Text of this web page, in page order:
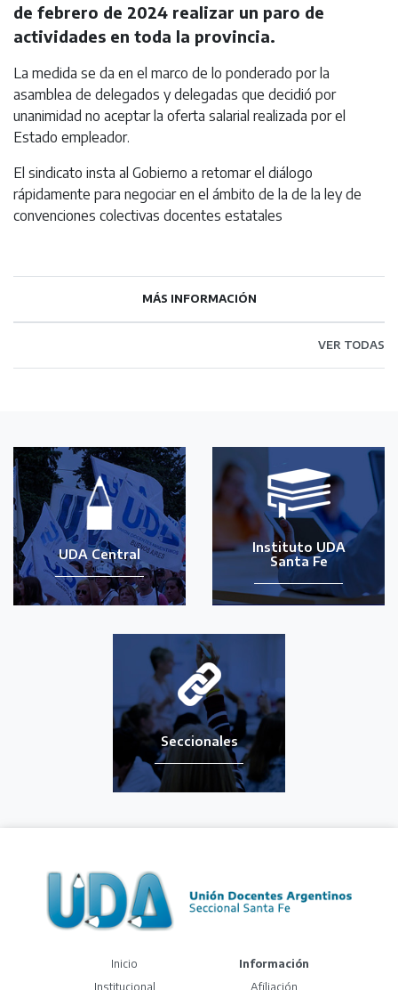
de febrero de 2024 realizar un paro de
actividades en toda la provincia.
La medida se da en el marco de lo ponderado por la
asamblea de delegados y delegadas que decidió por
unanimidad no aceptar la oferta salarial realizada por el
Estado empleador.
El sindicato insta al Gobierno a retomar el diálogo
rápidamente para negociar en el ámbito de la de la ley de
convenciones colectivas docentes estatales
MÁS INFORMACIÓN
VER TODAS
UDA Central
Instituto UDA
Santa Fe
Seccionales
Inicio
Institucional
Información
Afiliación